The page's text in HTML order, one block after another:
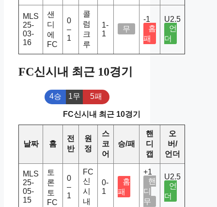
MLS
25-
03-
16
샌
디
에
FC
0
–
1
콜
럼
크
루
1-
1
무
-1
홈
패
U2.5
언
더
FC신시내 최근 10경기
4승 1무 5패
FC신시내 최근 10경기
날짜 홈
전
반
원
정
스
코
어
승/패
핸
디
캡
오
버/
언더
MLS
25-
05-
15
토
론
토
FC
0
–
1
FC
신
시
내
0-
1
홈
패
+1
핸
디
무
U2.5
언
더